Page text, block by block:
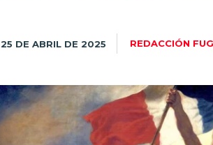
25 DE ABRIL DE 2025 REDACCIÓN